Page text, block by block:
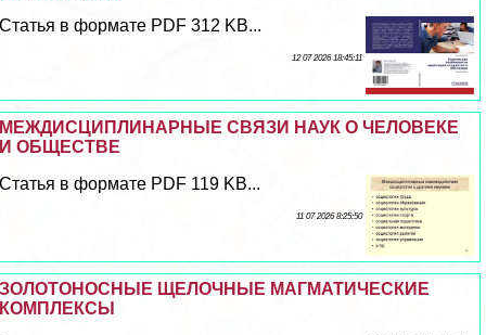
Статья в формате PDF 312 KB...
12 07 2026 18:45:11
МЕЖДИСЦИПЛИНАРНЫЕ СВЯЗИ НАУК О ЧЕЛОВЕКЕ
И ОБЩЕСТВЕ
Статья в формате PDF 119 KB...
11 07 2026 8:25:50
ЗОЛОТОНОСНЫЕ ЩЕЛОЧНЫЕ МАГМАТИЧЕСКИЕ
КОМПЛЕКСЫ